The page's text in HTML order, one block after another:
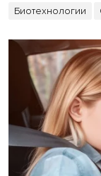
Биотехнологии